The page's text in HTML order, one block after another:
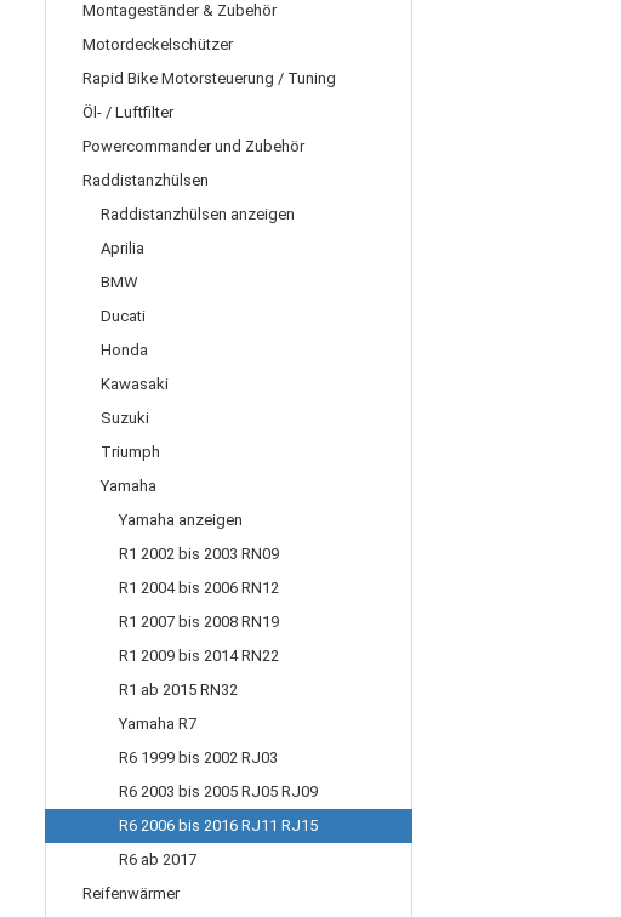
Montageständer & Zubehör
Motordeckelschützer
Rapid Bike Motorsteuerung / Tuning
Öl- / Luftfilter
Powercommander und Zubehör
Raddistanzhülsen
Raddistanzhülsen anzeigen
Aprilia
BMW
Ducati
Honda
Kawasaki
Suzuki
Triumph
Yamaha
Yamaha anzeigen
R1 2002 bis 2003 RN09
R1 2004 bis 2006 RN12
R1 2007 bis 2008 RN19
R1 2009 bis 2014 RN22
R1 ab 2015 RN32
Yamaha R7
R6 1999 bis 2002 RJ03
R6 2003 bis 2005 RJ05 RJ09
R6 2006 bis 2016 RJ11 RJ15
R6 ab 2017
Reifenwärmer